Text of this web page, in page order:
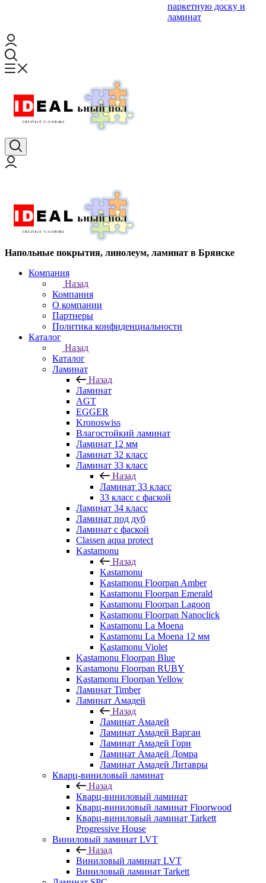
паркетную доску и
ламинат
Напольные покрытия, линолеум, ламинат в Брянске
Компания
Назад
Компания
О компании
Партнеры
Политика конфиденциальности
Каталог
Назад
Каталог
Ламинат
Назад
Ламинат
AGT
EGGER
Kronoswiss
Влагостойкий ламинат
Ламинат 12 мм
Ламинат 32 класс
Ламинат 33 класс
Назад
Ламинат 33 класс
33 класс с фаской
Ламинат 34 класс
Ламинат под дуб
Ламинат с фаской
Classen aqua protect
Kastamonu
Назад
Kastamonu
Kastamonu Floorpan Amber
Kastamonu Floorpan Emerald
Kastamonu Floorpan Lagoon
Kastamonu Floorpan Nanoclick
Kastamonu La Moena
Kastamonu La Moena 12 мм
Kastamonu Violet
Kastamonu Floorpan Blue
Kastamonu Floorpan RUBY
Kastamonu Floorpan Yellow
Ламинат Timber
Ламинат Амадей
Назад
Ламинат Амадей
Ламинат Амадей Варган
Ламинат Амадей Горн
Ламинат Амадей Домра
Ламинат Амадей Литавры
Кварц-виниловый ламинат
Назад
Кварц-виниловый ламинат
Кварц-виниловый ламинат Floorwood
Кварц-виниловый ламинат Tarkett
Progressive House
Виниловый ламинат LVT
Назад
Виниловый ламинат LVT
Виниловый ламинат Tarkett